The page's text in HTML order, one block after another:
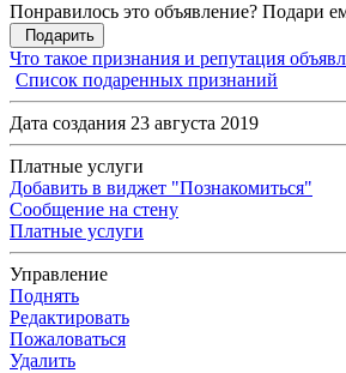
Понравилось это объявление? Подари
Подарить
Что такое признания и репутация
Список подаренных признаний
Дата создания 23 августа 2019
Платные услуги
Добавить в виджет "Познакомиться"
Сообщение на стену
Платные услуги
Управление
Поднять
Редактировать
Пожаловаться
Удалить